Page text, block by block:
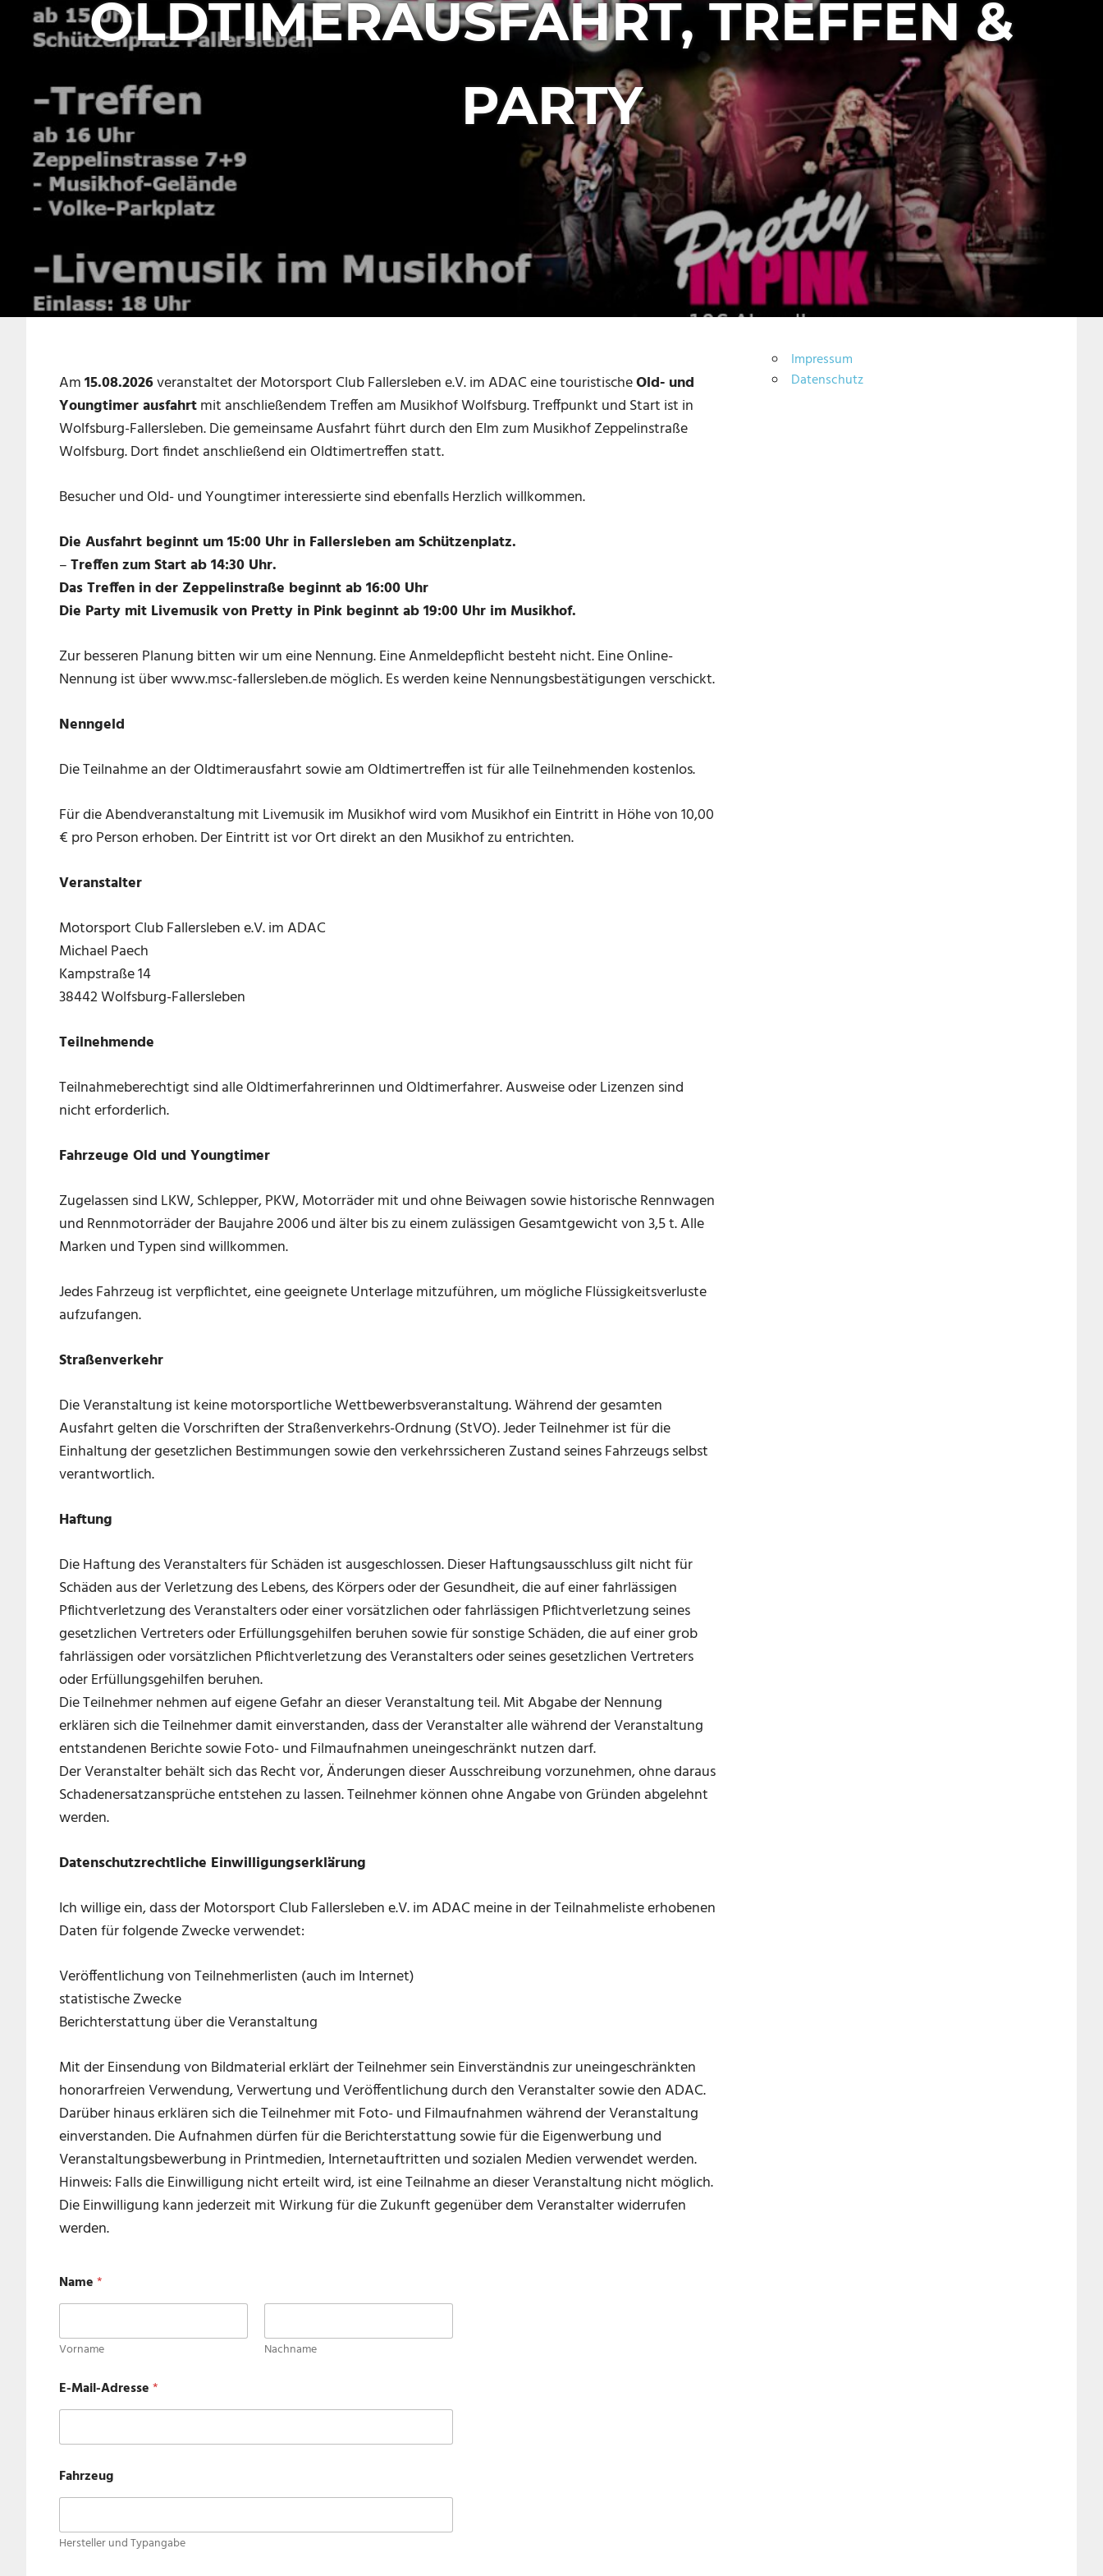
OLDTIMERAUSFAHRT, TREFFEN &
PARTY
Am15.08.2026veranstaltet der Motorsport Club Fallersleben e.V. im ADAC eine touristischeOld- und
Youngtimer ausfahrtmit anschließendem Treffen am Musikhof Wolfsburg. Treffpunkt und Start ist in
Wolfsburg-Fallersleben. Die gemeinsame Ausfahrt führt durch den Elm zum Musikhof Zeppelinstraße
Wolfsburg. Dort findet anschließend ein Oldtimertreffen statt.
Besucher und Old- und Youngtimer interessierte sind ebenfalls Herzlich willkommen.
Die Ausfahrt beginnt um 15:00 Uhr in Fallersleben am Schützenplatz.
–Treffen zum Start ab 14:30 Uhr.
Das Treffen in der Zeppelinstraße beginnt ab 16:00 Uhr
Die Party mit Livemusik von Pretty in Pink beginnt ab 19:00 Uhr im Musikhof.
Zur besseren Planung bitten wir um eine Nennung. Eine Anmeldepflicht besteht nicht. Eine Online-
Nennung ist über www.msc-fallersleben.de möglich. Es werden keine Nennungsbestätigungen verschickt.
Nenngeld
Die Teilnahme an der Oldtimerausfahrt sowie am Oldtimertreffen ist für alle Teilnehmenden kostenlos.
Für die Abendveranstaltung mit Livemusik im Musikhof wird vom Musikhof ein Eintritt in Höhe von 10,00
€ pro Person erhoben. Der Eintritt ist vor Ort direkt an den Musikhof zu entrichten.
Veranstalter
Motorsport Club Fallersleben e.V. im ADAC
Michael Paech
Kampstraße 14
38442 Wolfsburg-Fallersleben
Teilnehmende
Teilnahmeberechtigt sind alle Oldtimerfahrerinnen und Oldtimerfahrer. Ausweise oder Lizenzen sind
nicht erforderlich.
Fahrzeuge Old und Youngtimer
Zugelassen sind LKW, Schlepper, PKW, Motorräder mit und ohne Beiwagen sowie historische Rennwagen
und Rennmotorräder der Baujahre 2006 und älter bis zu einem zulässigen Gesamtgewicht von 3,5 t. Alle
Marken und Typen sind willkommen.
Jedes Fahrzeug ist verpflichtet, eine geeignete Unterlage mitzuführen, um mögliche Flüssigkeitsverluste
aufzufangen.
Straßenverkehr
Die Veranstaltung ist keine motorsportliche Wettbewerbsveranstaltung. Während der gesamten
Ausfahrt gelten die Vorschriften der Straßenverkehrs-Ordnung (StVO). Jeder Teilnehmer ist für die
Einhaltung der gesetzlichen Bestimmungen sowie den verkehrssicheren Zustand seines Fahrzeugs selbst
verantwortlich.
Haftung
Die Haftung des Veranstalters für Schäden ist ausgeschlossen. Dieser Haftungsausschluss gilt nicht für
Schäden aus der Verletzung des Lebens, des Körpers oder der Gesundheit, die auf einer fahrlässigen
Pflichtverletzung des Veranstalters oder einer vorsätzlichen oder fahrlässigen Pflichtverletzung seines
gesetzlichen Vertreters oder Erfüllungsgehilfen beruhen sowie für sonstige Schäden, die auf einer grob
fahrlässigen oder vorsätzlichen Pflichtverletzung des Veranstalters oder seines gesetzlichen Vertreters
oder Erfüllungsgehilfen beruhen.
Die Teilnehmer nehmen auf eigene Gefahr an dieser Veranstaltung teil. Mit Abgabe der Nennung
erklären sich die Teilnehmer damit einverstanden, dass der Veranstalter alle während der Veranstaltung
entstandenen Berichte sowie Foto- und Filmaufnahmen uneingeschränkt nutzen darf.
Der Veranstalter behält sich das Recht vor, Änderungen dieser Ausschreibung vorzunehmen, ohne daraus
Schadenersatzansprüche entstehen zu lassen. Teilnehmer können ohne Angabe von Gründen abgelehnt
werden.
Datenschutzrechtliche Einwilligungserklärung
Ich willige ein, dass der Motorsport Club Fallersleben e.V. im ADAC meine in der Teilnahmeliste erhobenen
Daten für folgende Zwecke verwendet:
Veröffentlichung von Teilnehmerlisten (auch im Internet)
statistische Zwecke
Berichterstattung über die Veranstaltung
Mit der Einsendung von Bildmaterial erklärt der Teilnehmer sein Einverständnis zur uneingeschränkten
honorarfreien Verwendung, Verwertung und Veröffentlichung durch den Veranstalter sowie den ADAC.
Darüber hinaus erklären sich die Teilnehmer mit Foto- und Filmaufnahmen während der Veranstaltung
einverstanden. Die Aufnahmen dürfen für die Berichterstattung sowie für die Eigenwerbung und
Veranstaltungsbewerbung in Printmedien, Internetauftritten und sozialen Medien verwendet werden.
Hinweis: Falls die Einwilligung nicht erteilt wird, ist eine Teilnahme an dieser Veranstaltung nicht möglich.
Die Einwilligung kann jederzeit mit Wirkung für die Zukunft gegenüber dem Veranstalter widerrufen
werden.
Name*
Vorname Nachname
E-Mail-Adresse*
Fahrzeug
Hersteller und Typangabe
Impressum
Datenschutz